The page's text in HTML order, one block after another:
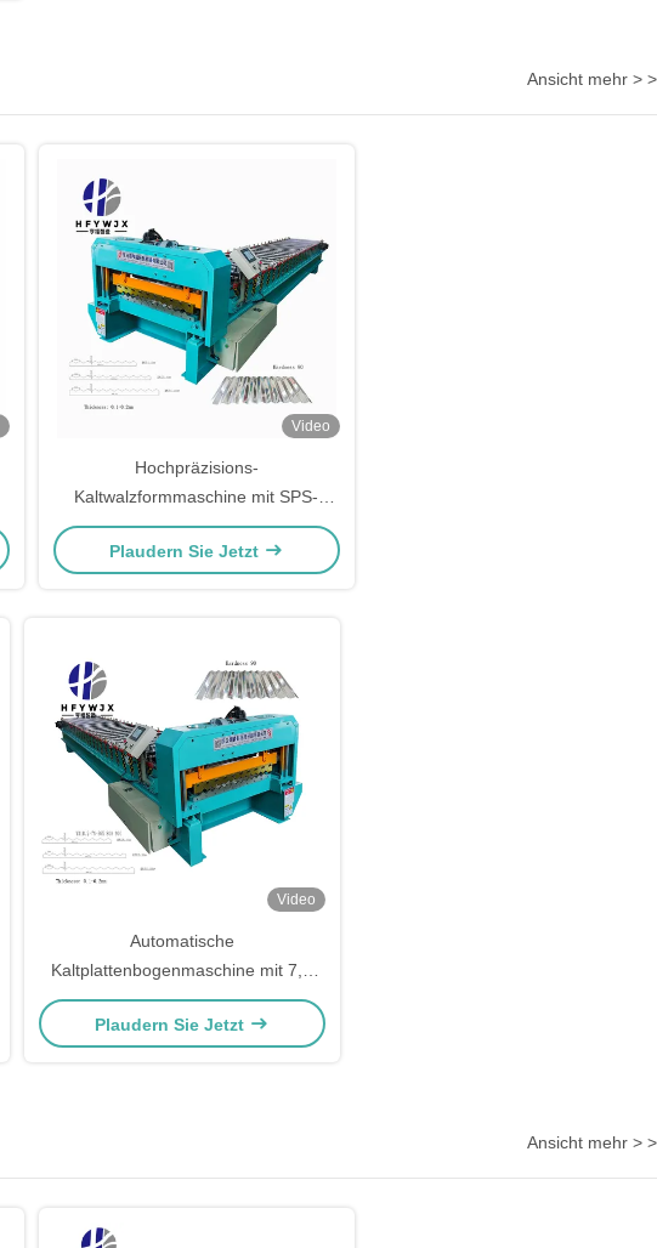
Ansicht mehr > >
Video
Hochpräzisions-
Kaltwalzformmaschine mit SPS-
Elektroniksteuerung für
Wellblechdächer
Plaudern Sie Jetzt
Video
Automatische
Kaltplattenbogenmaschine mit 7,5
kW Servomotor 26 Sets
Rollenformung
Plaudern Sie Jetzt
Ansicht mehr > >